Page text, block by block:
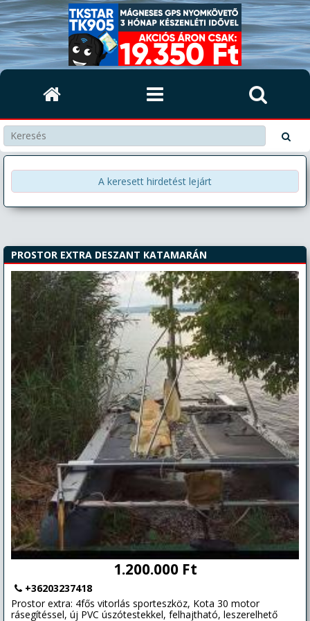
A keresett hirdetést lejárt
PROSTOR EXTRA DESZANT KATAMARÁN
1.200.000 Ft
+36203237418
Prostor extra: 4fős vitorlás sporteszköz, Kota 30 motor
rásegítéssel, új PVC úszótestekkel, felhajtható, leszerelhető